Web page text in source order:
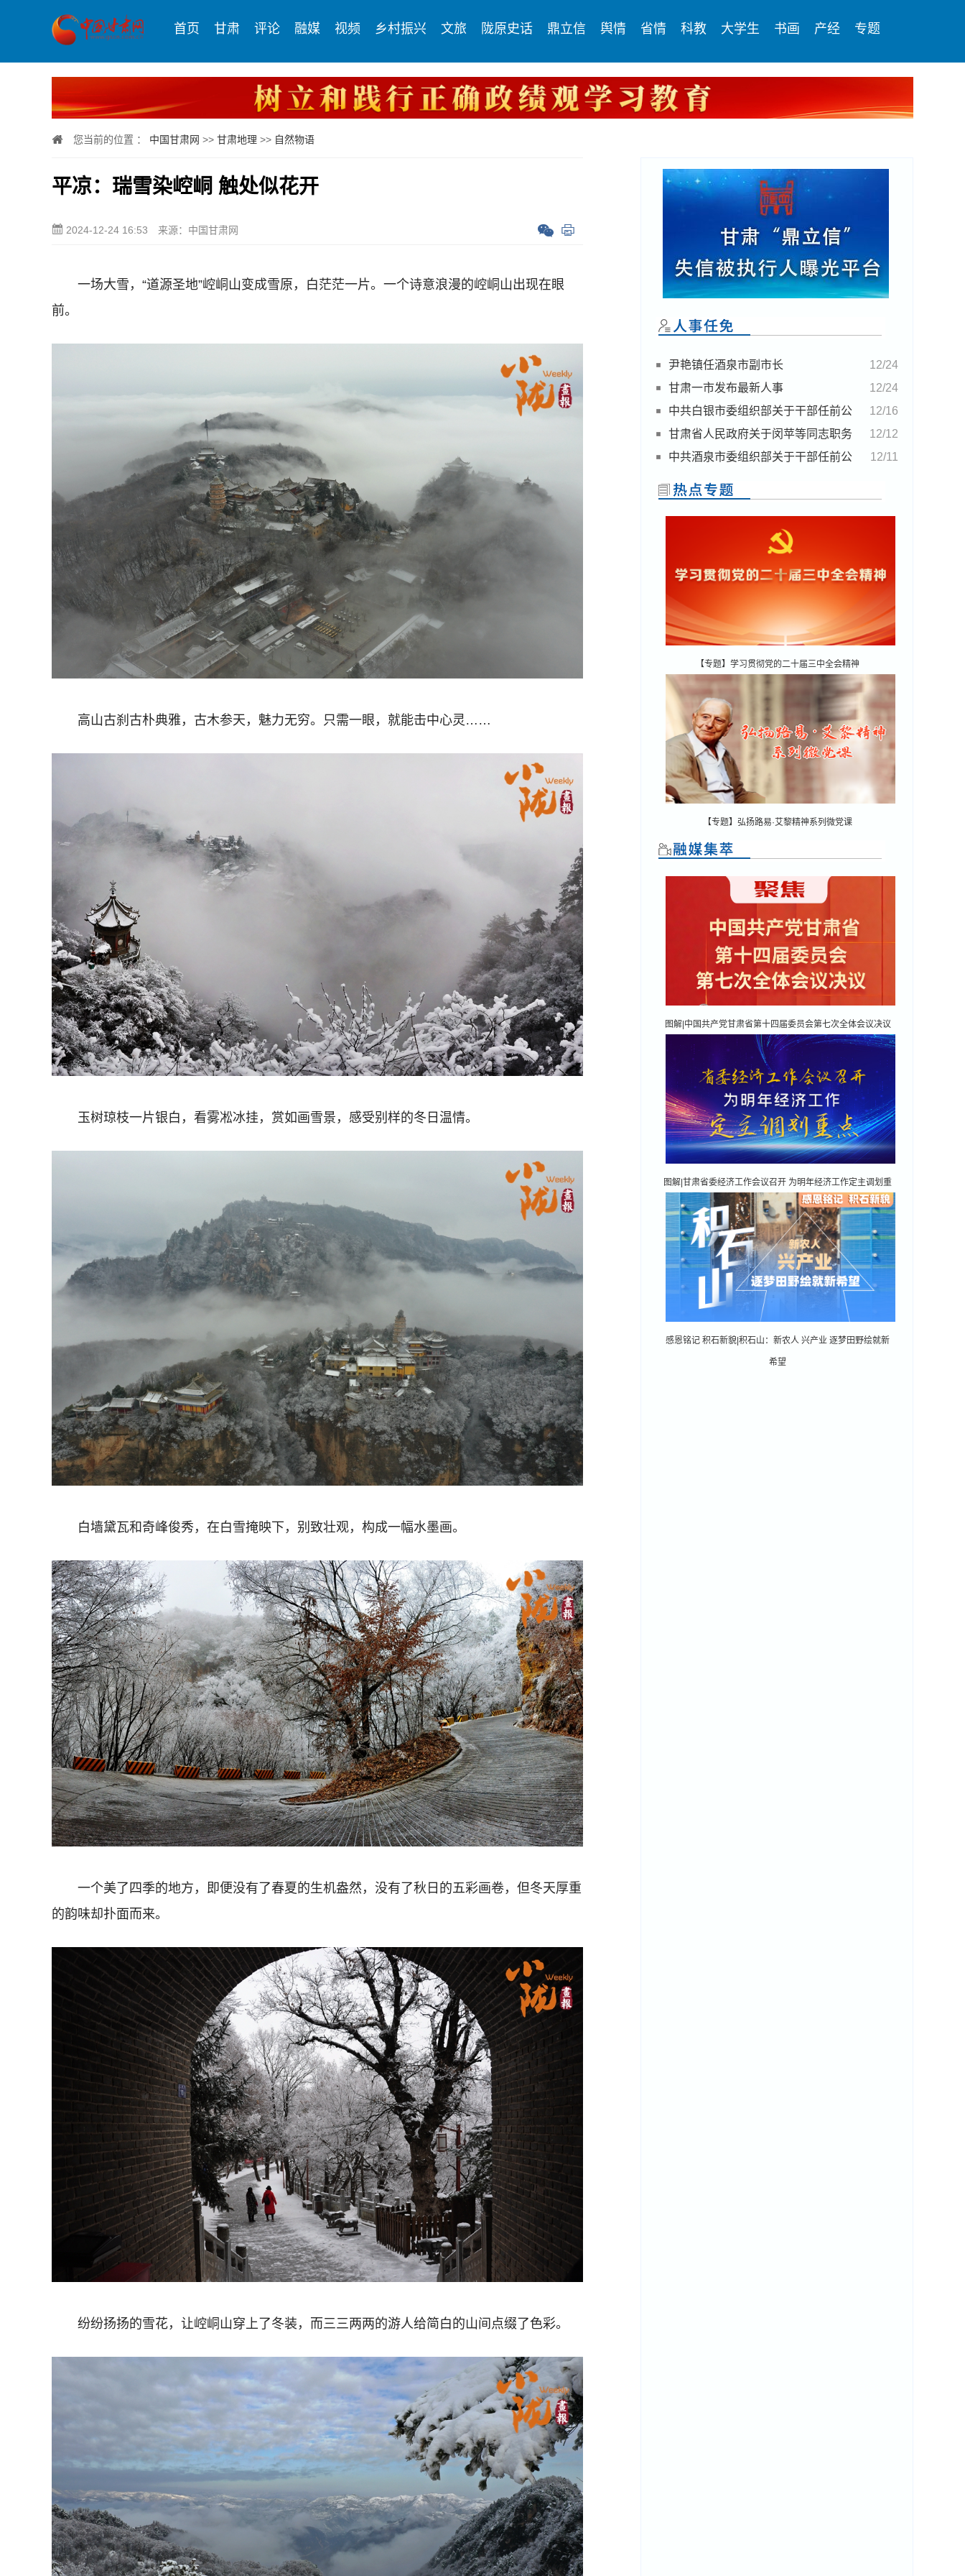
首页 甘肃 评论 融媒 视频 乡村振兴 文旅 陇原史话 鼎立信 舆情 省情 科教 大学生 书画 产经 专题
您当前的位置 ： 中国甘肃网 >> 甘肃地理 >> 自然物语
平凉：瑞雪染崆峒 触处似花开
2024-12-24 16:53 来源：中国甘肃网
一场大雪，“道源圣地”崆峒山变成雪原，白茫茫一片。一个诗意浪漫的崆峒山出现在眼
前。
高山古刹古朴典雅，古木参天，魅力无穷。只需一眼，就能击中心灵……
玉树琼枝一片银白，看雾凇冰挂，赏如画雪景，感受别样的冬日温情。
白墙黛瓦和奇峰俊秀，在白雪掩映下，别致壮观，构成一幅水墨画。
一个美了四季的地方，即便没有了春夏的生机盎然，没有了秋日的五彩画卷，但冬天厚重
的韵味却扑面而来。
纷纷扬扬的雪花，让崆峒山穿上了冬装，而三三两两的游人给简白的山间点缀了色彩。
12/24
尹艳镇任酒泉市副市长
12/24
甘肃一市发布最新人事
12/16
中共白银市委组织部关于干部任前公
示的公告
12/12
甘肃省人民政府关于闵苹等同志职务
任免的通知
12/11
中共酒泉市委组织部关于干部任前公
示的公告
【专题】学习贯彻党的二十届三中全会精神
【专题】弘扬路易·艾黎精神系列微党课
图解|中国共产党甘肃省第十四届委员会第七次全体会议决议
图解|甘肃省委经济工作会议召开 为明年经济工作定主调划重
感恩铭记 积石新貌|积石山：新农人 兴产业 逐梦田野绘就新
希望